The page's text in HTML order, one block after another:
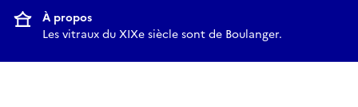
À propos
Les vitraux du XIXe siècle sont de Boulanger.